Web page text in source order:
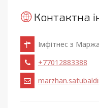
Контактна
Імфітнес з
+77012883388